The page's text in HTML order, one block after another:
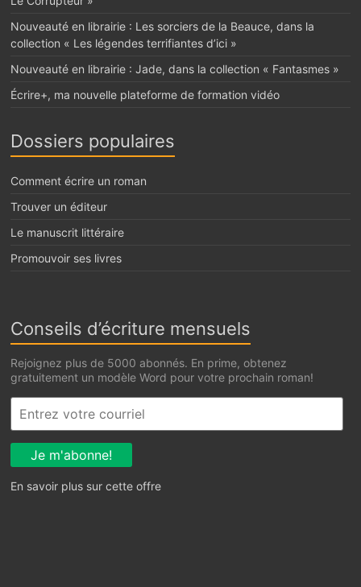
Nouveauté en librairie : Les sorciers de la Beauce, dans la
collection « Les légendes terrifiantes d’ici »
Nouveauté en librairie : Jade, dans la collection « Fantasmes »
Écrire+, ma nouvelle plateforme de formation vidéo
Dossiers populaires
Comment écrire un roman
Trouver un éditeur
Le manuscrit littéraire
Promouvoir ses livres
Conseils d’écriture mensuels
Rejoignez plus de 5000 abonnés. En prime, obtenez
gratuitement un modèle Word pour votre prochain roman!
En savoir plus sur cette offre